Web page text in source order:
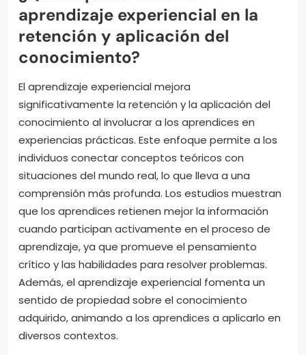
aprendizaje experiencial en la
retención y aplicación del
conocimiento?
El aprendizaje experiencial mejora
significativamente la retención y la aplicación del
conocimiento al involucrar a los aprendices en
experiencias prácticas. Este enfoque permite a los
individuos conectar conceptos teóricos con
situaciones del mundo real, lo que lleva a una
comprensión más profunda. Los estudios muestran
que los aprendices retienen mejor la información
cuando participan activamente en el proceso de
aprendizaje, ya que promueve el pensamiento
crítico y las habilidades para resolver problemas.
Además, el aprendizaje experiencial fomenta un
sentido de propiedad sobre el conocimiento
adquirido, animando a los aprendices a aplicarlo en
diversos contextos.